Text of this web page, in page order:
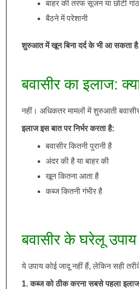
बाहर की तरफ सूजन या छोटी गांठ
बैठने में परेशानी
शुरुआत में खून बिना दर्द के भी आ सकता
बवासीर का इलाज:
नहीं। अधिकतर मामलों में शुरुआती
इलाज इस बात पर निर्भर करता है:
बवासीर कितनी पुरानी है
अंदर की है या बाहर की
खून कितना आता है
कब्ज कितनी गंभीर है
बवासीर के घरेलू
ये उपाय कोई जादू नहीं हैं, लेकिन सही
1. कब्ज को ठीक करना सबसे पहला